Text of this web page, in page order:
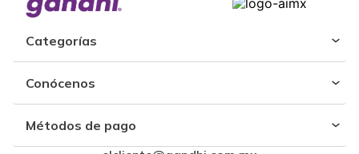
Categorías
Conócenos
Métodos de pago